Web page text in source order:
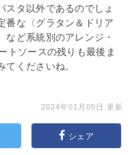
スタ以外であるのでしょ
番な〈グラタン＆ドリア
など系統別のアレンジ・
トソースの残りも最後ま
くださいね。
2024年01月05日 更新
シェア